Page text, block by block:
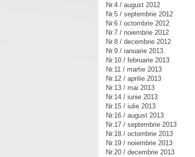
Nr.4 / august 2012
Nr.5 / septembrie 2012
Nr.6 / octombrie 2012
Nr.7 / noiembrie 2012
Nr.8 / decembrie 2012
Nr.9 / ianuarie 2013
Nr.10 / februarie 2013
Nr.11 / martie 2013
Nr.12 / aprilie 2013
Nr.13 / mai 2013
Nr.14 / iunie 2013
Nr.15 / iulie 2013
Nr.16 / august 2013
Nr.17 / septembrie 2013
Nr.18 / octombrie 2013
Nr.19 / noiembrie 2013
Nr.20 / decembrie 2013